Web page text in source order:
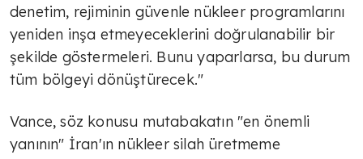
denetim, rejiminin güvenle nükleer programlarını
yeniden inşa etmeyeceklerini doğrulanabilir bir
şekilde göstermeleri. Bunu yaparlarsa, bu durum
tüm bölgeyi dönüştürecek."
Vance, söz konusu mutabakatın "en önemli
yanının" İran'ın nükleer silah üretmeme